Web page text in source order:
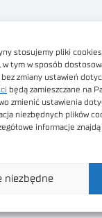
stosujemy pliki
w tym w sposób
zmiany ustawień
będą zamieszczane na
zmienić ustawienia
niezbędnych plików
informacje
niezbędne
cyfrowa
Portalu
sklepu